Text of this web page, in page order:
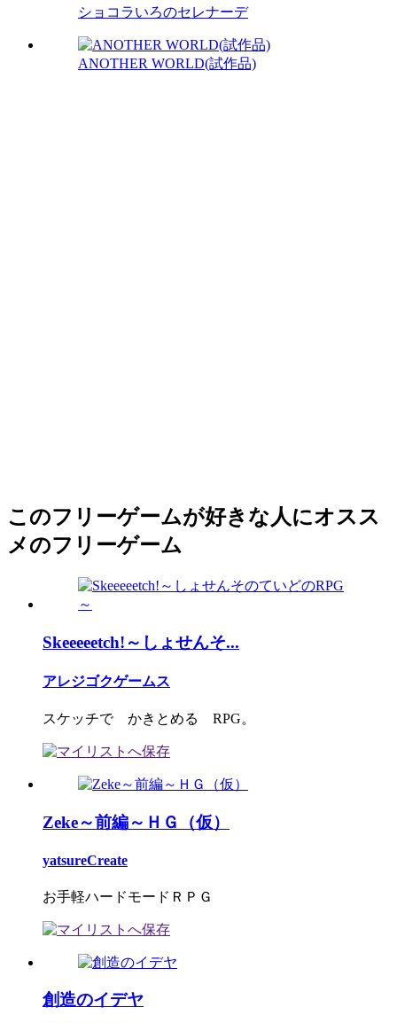
ショコラいろのセレナーデ
ANOTHER WORLD(試作品)
このフリーゲームが好きな人にオスス
メのフリーゲーム
Skeeeeetch!～しょせんそ...
アレジゴクゲームス
スケッチで かきとめる RPG。
Zeke～前編～ＨＧ（仮）
yatsureCreate
お手軽ハードモードＲＰＧ
創造のイデヤ